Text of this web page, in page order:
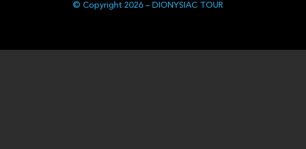
© Copyright 2026 – DIONYSIAC TOUR